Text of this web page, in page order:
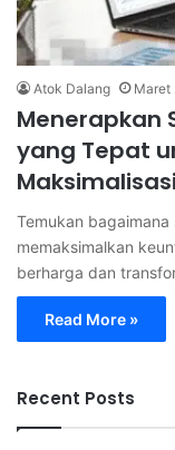
Atok Dalang Maret
Menerapkan
yang Tepat
Temukan
memaksimalkan
berharga dan
Read More »
Recent Posts